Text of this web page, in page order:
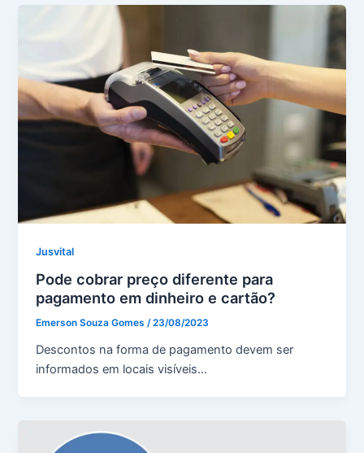
Jusvital
Pode cobrar preço diferente para
pagamento em dinheiro e cartão?
Emerson Souza Gomes/23/08/2023
Descontos na forma de pagamento devem ser
informados em locais visíveis…